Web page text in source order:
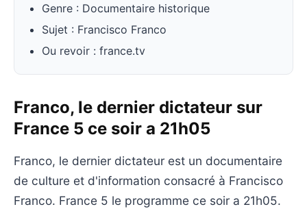
Genre : Documentaire historique
Sujet : Francisco Franco
Ou revoir : france.tv
Franco, le dernier dictateur sur
France 5 ce soir a 21h05
Franco, le dernier dictateur est un documentaire
de culture et d'information consacré à Francisco
Franco. France 5 le programme ce soir a 21h05.